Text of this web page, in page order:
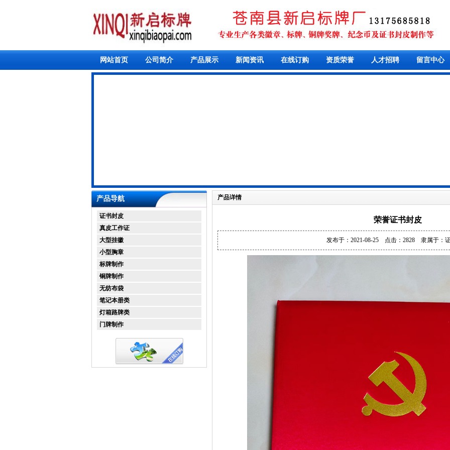
网站首页 公司简介 产品展示 新闻资讯 在线订购 资质荣誉 人才招聘 留言中心
产品导航
证书封皮
真皮工作证
大型挂徽
小型胸章
标牌制作
铜牌制作
无纺布袋
笔记本册类
灯箱路牌类
门牌制作
产品详情
荣誉证书封皮
发布于：2021-08-25 点击：2828 隶属于：